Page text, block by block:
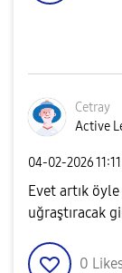
Cetray
Active
‎04-02-2026
Evet artık
uğraştıracak
0